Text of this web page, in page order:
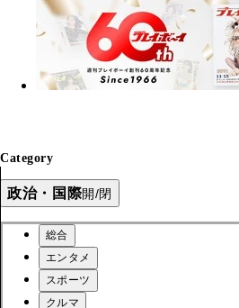
Category
政治・国際開/閉
総合
エンタメ
スポーツ
クルマ